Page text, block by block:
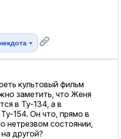
культовый фильм
заметить, что Женя
в Ту-134, а в
154. Он что, прямо в
нетрезвом состоянии,
другой?